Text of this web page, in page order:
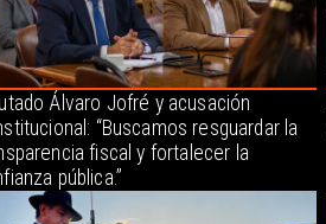
Álvaro Jofré y acusación
“Buscamos resguardar la
fiscal y fortalecer la
pública.”